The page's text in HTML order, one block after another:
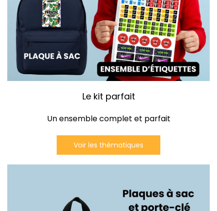
Le kit parfait
Un ensemble complet et parfait
Voir les thématiques